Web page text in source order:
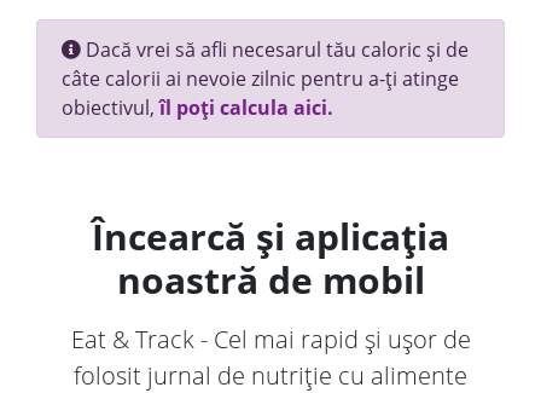
Dacă vrei să afli necesarul tău caloric și de
câte calorii ai nevoie zilnic pentru a-ți atinge
obiectivul,îl poți calcula aici.
Încearcă și aplicația
noastră de mobil
Eat & Track - Cel mai rapid și ușor de
folosit jurnal de nutriție cu alimente